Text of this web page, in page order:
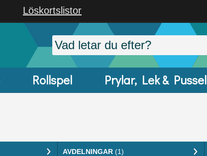
Löskortslistor
Rollspel Prylar, Lek & Pussel
AVDELNINGAR (1)